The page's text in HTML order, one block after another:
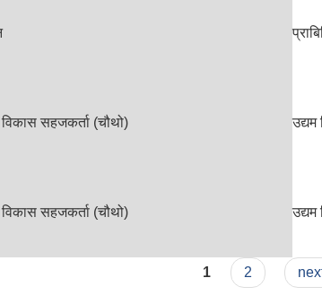
विकास सहजकर्ता (चौथो) उद्यम
विकास सहजकर्ता (चौथो) उद्यम
1 2